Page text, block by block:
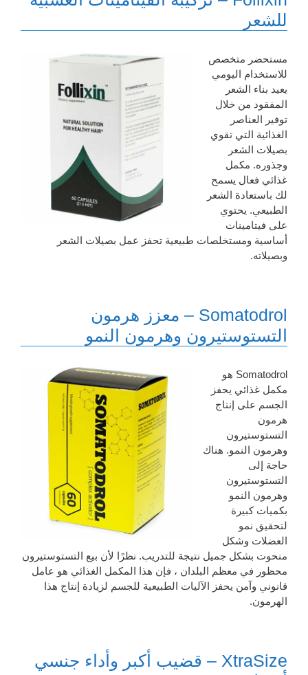
للشعر
مستحضر متخصص
للاستخدام اليومي
يعيد بناء الشعر
المفقود من خلال
توفير العناصر
الغذائية التي تقوي
بصيلات الشعر
وجذوره. مكمل
غذائي فعال يسمح
لك باستعادة الشعر
الطبيعي. يحتوي
على فيتامينات
أساسية ومستخلصات طبيعية تحفز عمل بصيلات الشعر
وبصيلاته.
Somatodrol – معزز هرمون
التستوستيرون وهرمون النمو
Somatodrol هو
مكمل غذائي يحفز
الجسم على إنتاج
هرمون
التستوستيرون
وهرمون النمو. هناك
حاجة إلى
التستوستيرون
وهرمون النمو
بكميات كبيرة
لتحقيق نمو
العضلات وشكل
منحوت بشكل جميل نتيجة للتدريب. نظرًا لأن بيع التستوستيرون
محظور في معظم البلدان ، فإن هذا المكمل الغذائي هو عامل
قانوني وآمن يحفز الآليات الطبيعية للجسم لزيادة إنتاج هذا
الهرمون.
XtraSize – قضيب أكبر وأداء جنسي